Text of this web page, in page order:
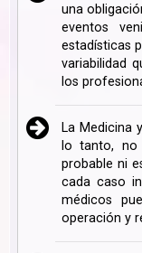
una
eventos
estadísticas
variabilidad
los
La Medicina
lo tanto, no
probable ni
cada caso
médicos
operación y